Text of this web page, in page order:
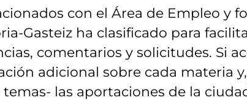
con el Área de Empleo y
Gasteiz ha clasificado para
comentarios y solicitudes. Si
adicional sobre cada materia
las aportaciones de la